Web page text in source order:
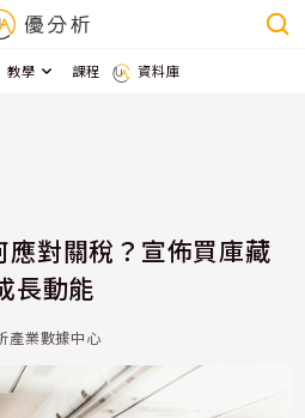
教學 課程 資料庫
對關稅？宣佈買庫藏
長動能
產業數據中心